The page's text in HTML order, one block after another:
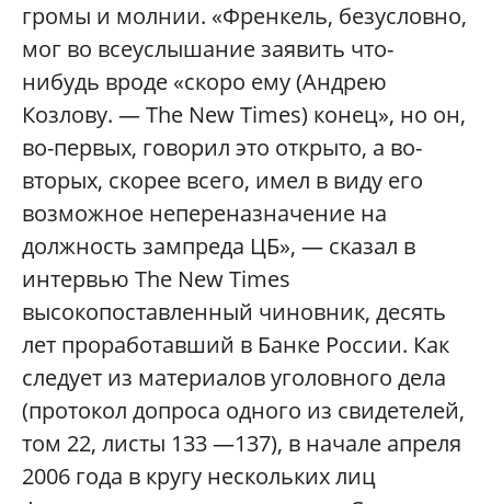
громы и молнии. «Френкель, безусловно,
мог во всеуслышание заявить что-
нибудь вроде «скоро ему (Андрею
Козлову. — The New Times) конец», но он,
во-первых, говорил это открыто, а во-
вторых, скорее всего, имел в виду его
возможное непереназначение на
должность зампреда ЦБ», — сказал в
интервью The New Times
высокопоставленный чиновник, десять
лет проработавший в Банке России. Как
следует из материалов уголовного дела
(протокол допроса одного из свидетелей,
том 22, листы 133 —137), в начале апреля
2006 года в кругу нескольких лиц